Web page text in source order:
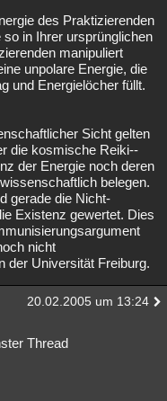
des Praktizierenden
in Ihrer ursprünglichen
manipuliert
unpolare Energie, die
und Energielöcher füllt.
Sicht gelten
die kosmische Reiki--
der Energie noch deren
belegen.
gerade die Nicht-
Existenz gewertet. Dies
nicht
der Universität Freiburg.
20.02.2005 um 13:24
Thread